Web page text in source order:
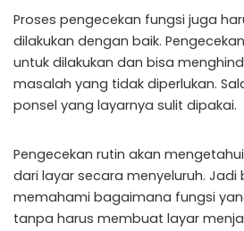
Proses pengecekan fungsi juga
dilakukan dengan baik.
untuk dilakukan dan bisa
masalah yang tidak diperlukan.
ponsel yang layarnya sulit dipakai.
Pengecekan rutin akan
dari layar secara menyeluruh.
memahami bagaimana fungsi
tanpa harus membuat layar